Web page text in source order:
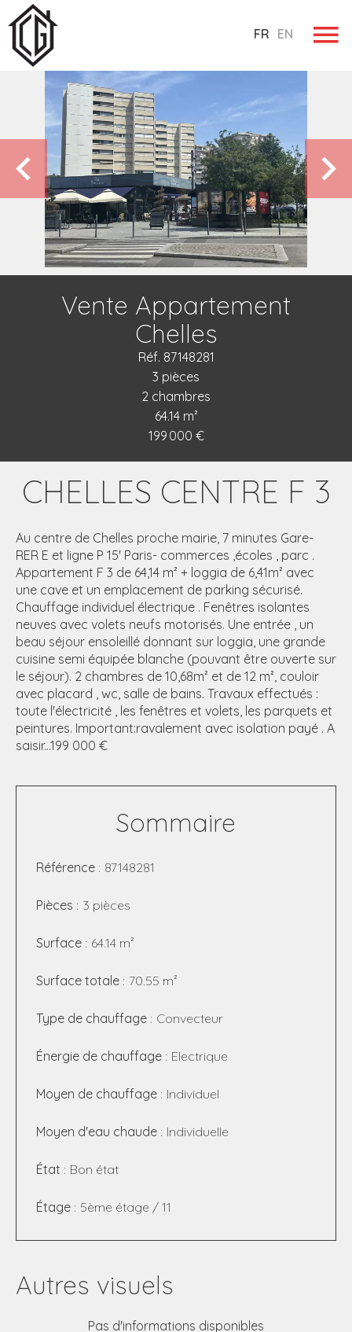
FR EN
Vente Appartement
Chelles
Réf. 87148281
3 pièces
2 chambres
64.14 m²
199 000 €
CHELLES CENTRE F 3
Au centre de Chelles proche mairie, 7 minutes Gare-
RER E et ligne P 15' Paris- commerces ,écoles , parc .
Appartement F 3 de 64,14 m² + loggia de 6,41m² avec
une cave et un emplacement de parking sécurisé.
Chauffage individuel électrique . Fenêtres isolantes
neuves avec volets neufs motorisés. Une entrée , un
beau séjour ensoleillé donnant sur loggia, une grande
cuisine semi équipée blanche (pouvant être ouverte sur
le séjour). 2 chambres de 10,68m² et de 12 m², couloir
avec placard , wc, salle de bains. Travaux effectués :
toute l'électricité , les fenêtres et volets, les parquets et
peintures. Important:ravalement avec isolation payé . A
saisir...199 000 €
Sommaire
Référence 87148281
Pièces 3 pièces
Surface 64.14 m²
Surface totale 70.55 m²
Type de chauffage Convecteur
Énergie de chauffage Electrique
Moyen de chauffage Individuel
Moyen d'eau chaude Individuelle
État Bon état
Étage 5ème étage / 11
Autres visuels
Pas d'informations disponibles